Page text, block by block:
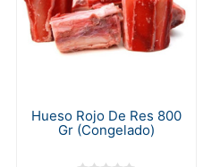
Hueso Rojo De Res 800
Gr (Congelado)